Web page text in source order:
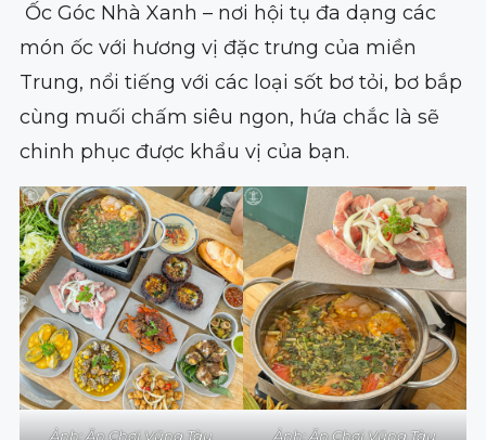
Ốc Góc Nhà Xanh – nơi hội tụ đa dạng các
món ốc với hương vị đặc trưng của miền
Trung, nổi tiếng với các loại sốt bơ tỏi, bơ bắp
cùng muối chấm siêu ngon, hứa chắc là sẽ
chinh phục được khẩu vị của bạn.
Ảnh: Ăn Chơi Vũng Tàu Ảnh: Ăn Chơi Vũng Tàu